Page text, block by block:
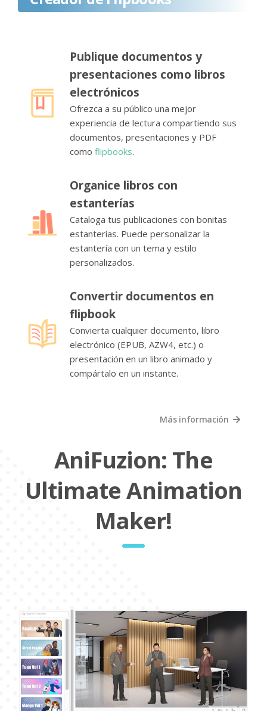
Publique documentos y
presentaciones como libros
electrónicos
Ofrezca a su público una mejor
experiencia de lectura compartiendo sus
documentos, presentaciones y PDF
como flipbooks.
Organice libros con
estanterías
Cataloga tus publicaciones con bonitas
estanterías. Puede personalizar la
estantería con un tema y estilo
personalizados.
Convertir documentos en
flipbook
Convierta cualquier documento, libro
electrónico (EPUB, AZW4, etc.) o
presentación en un libro animado y
compártalo en un instante.
Más información
AniFuzion: The
Ultimate Animation
Maker!